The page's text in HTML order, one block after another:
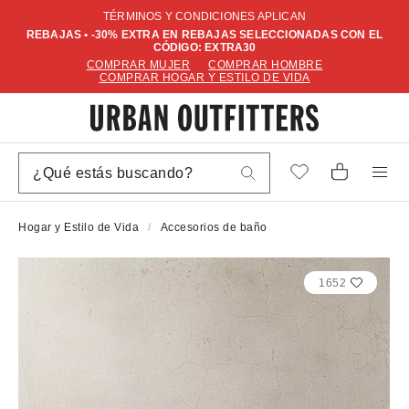
TÉRMINOS Y CONDICIONES APLICAN
REBAJAS • -30% EXTRA EN REBAJAS SELECCIONADAS CON EL
CÓDIGO: EXTRA30
COMPRAR MUJER
COMPRAR HOMBRE
COMPRAR HOGAR Y ESTILO DE VIDA
Hogar y Estilo de Vida Accesorios de baño
1652